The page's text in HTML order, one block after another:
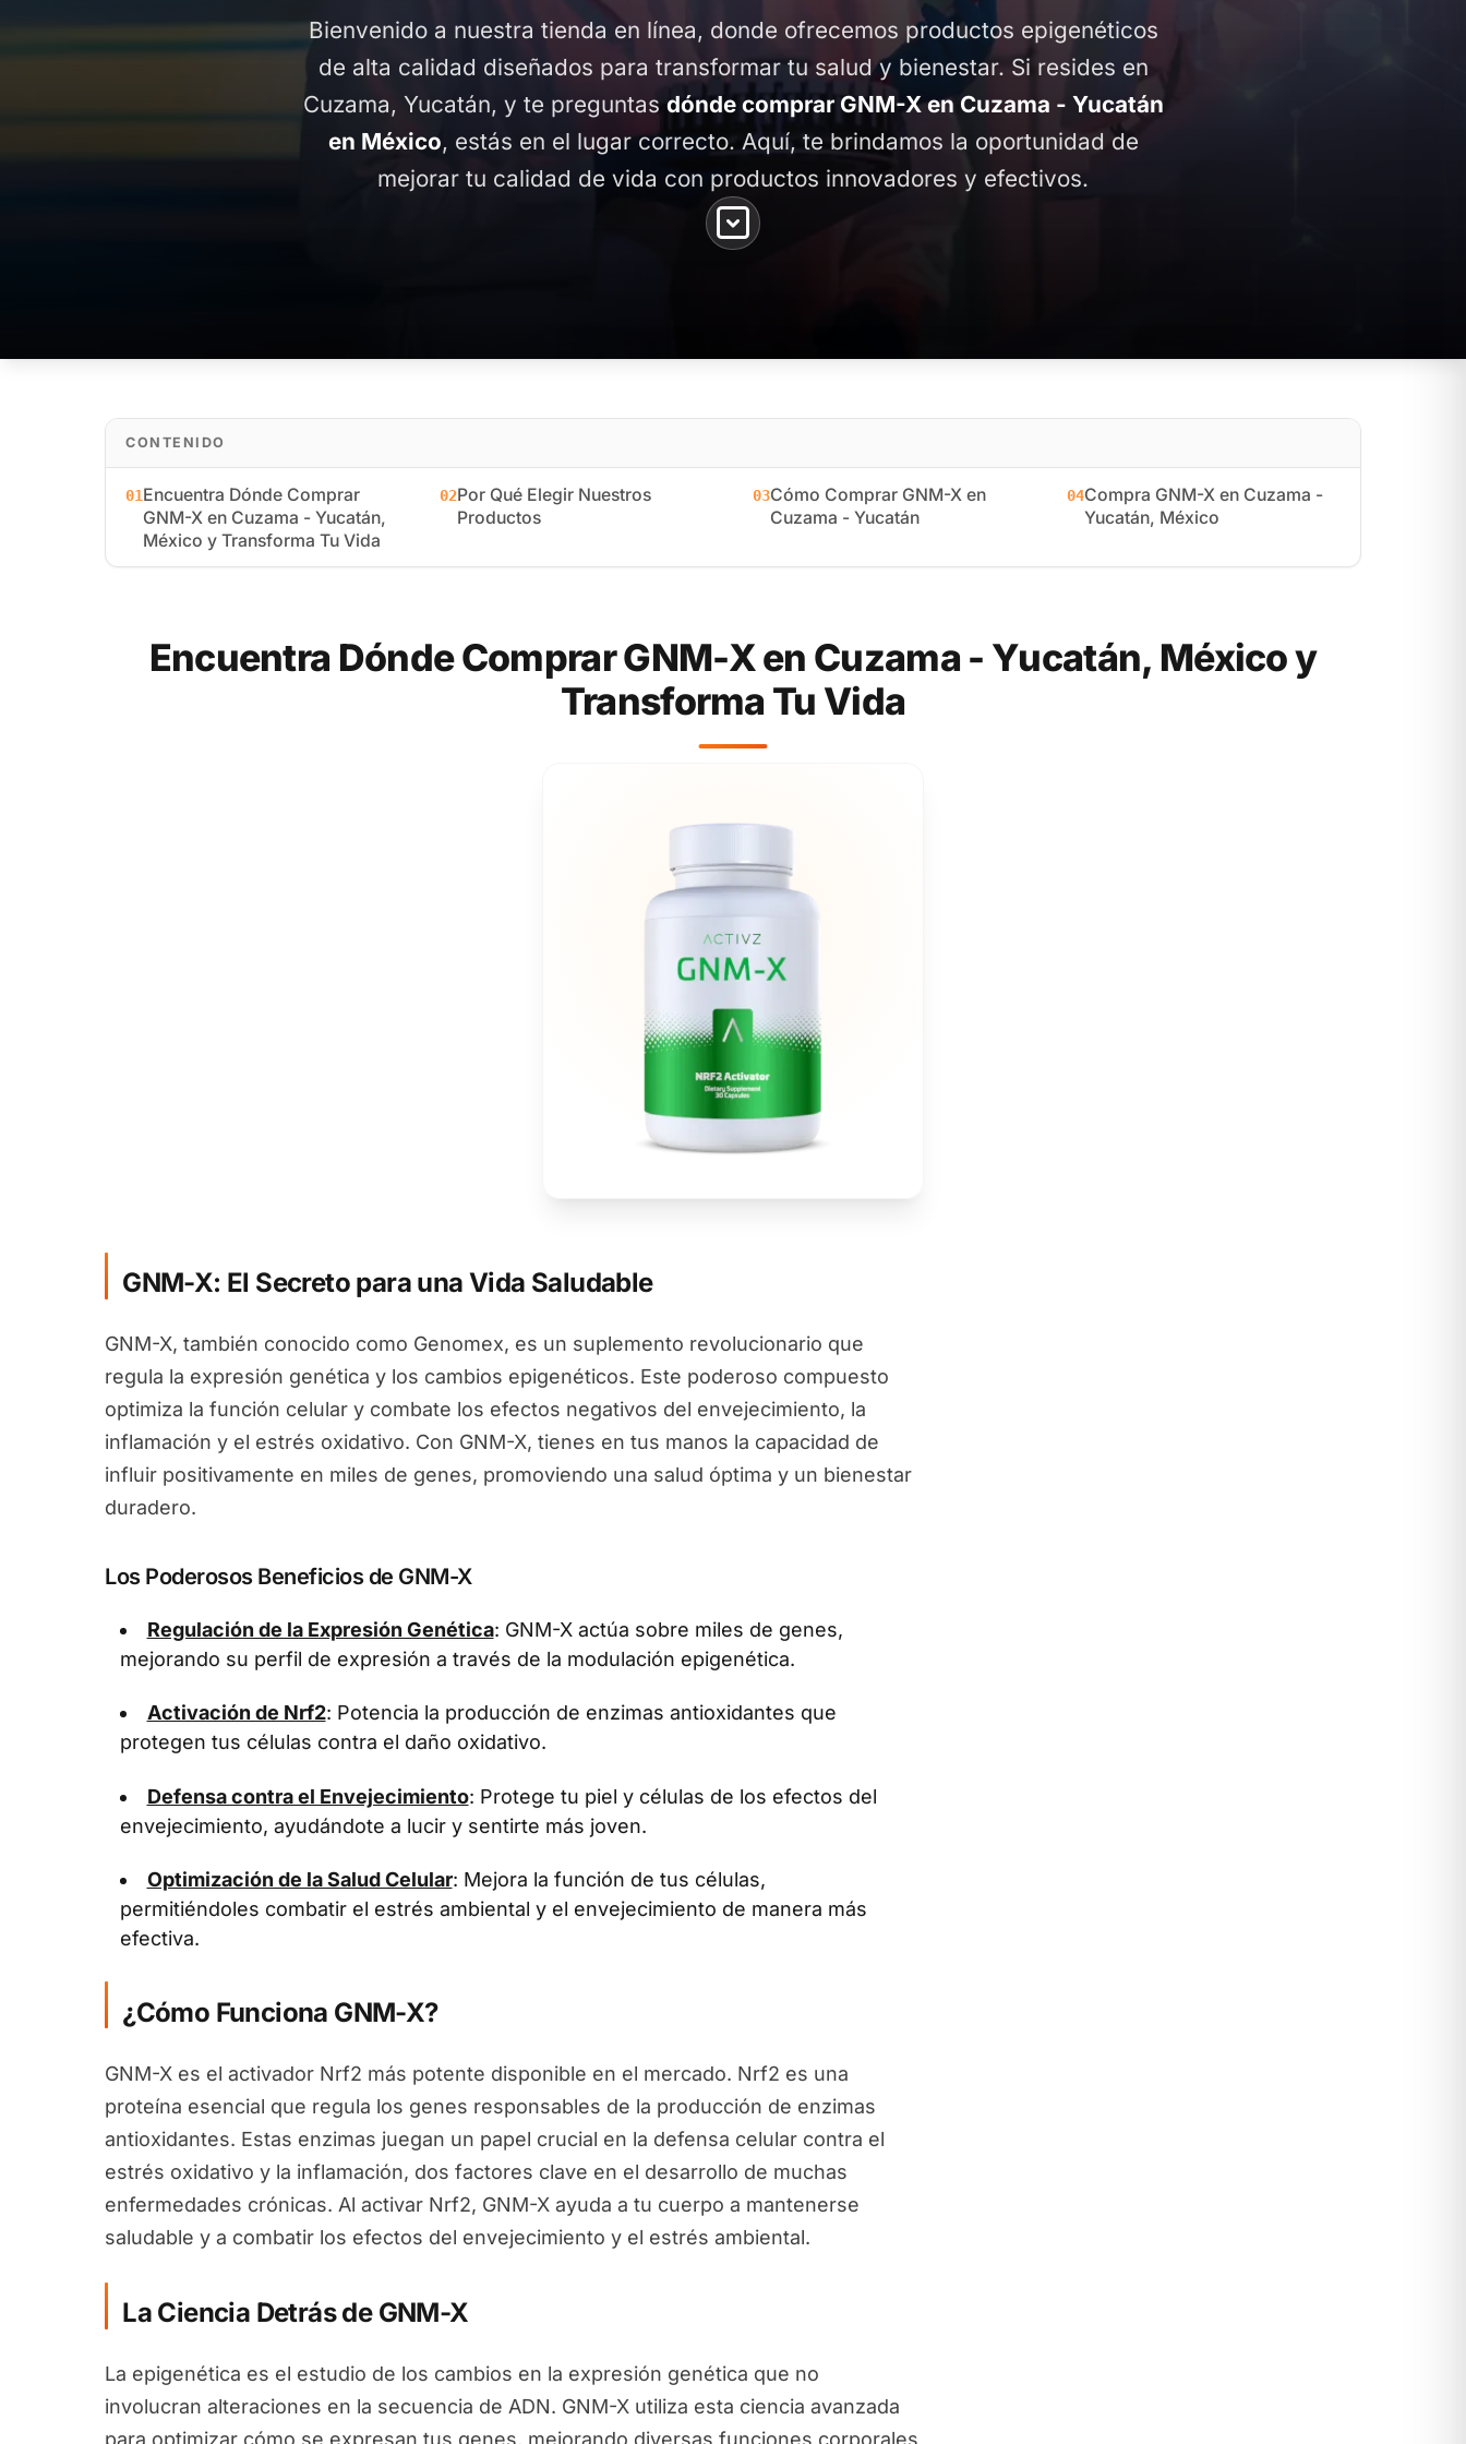
Bienvenido a nuestra tienda en línea, donde ofrecemos productos epigenéticos
de alta calidad diseñados para transformar tu salud y bienestar. Si resides en
Cuzama, Yucatán, y te preguntasdónde comprar GNM-X en Cuzama - Yucatán
en México, estás en el lugar correcto. Aquí, te brindamos la oportunidad de
mejorar tu calidad de vida con productos innovadores y efectivos.
CONTENIDO
01Encuentra Dónde Comprar
GNM-X en Cuzama - Yucatán,
México y Transforma Tu Vida
02Por Qué Elegir Nuestros
Productos
03Cómo Comprar GNM-X en
Cuzama - Yucatán
04Compra GNM-X en Cuzama -
Yucatán, México
Encuentra Dónde Comprar GNM-X en Cuzama - Yucatán, México y
Transforma Tu Vida
GNM-X: El Secreto para una Vida Saludable
GNM-X, también conocido como Genomex, es un suplemento revolucionario que
regula la expresión genética y los cambios epigenéticos. Este poderoso compuesto
optimiza la función celular y combate los efectos negativos del envejecimiento, la
inflamación y el estrés oxidativo. Con GNM-X, tienes en tus manos la capacidad de
influir positivamente en miles de genes, promoviendo una salud óptima y un bienestar
duradero.
Los Poderosos Beneficios de GNM-X
Regulación de la Expresión Genética: GNM-X actúa sobre miles de genes,
mejorando su perfil de expresión a través de la modulación epigenética.
Activación de Nrf2: Potencia la producción de enzimas antioxidantes que
protegen tus células contra el daño oxidativo.
Defensa contra el Envejecimiento: Protege tu piel y células de los efectos del
envejecimiento, ayudándote a lucir y sentirte más joven.
Optimización de la Salud Celular: Mejora la función de tus células,
permitiéndoles combatir el estrés ambiental y el envejecimiento de manera más
efectiva.
¿Cómo Funciona GNM-X?
GNM-X es el activador Nrf2 más potente disponible en el mercado. Nrf2 es una
proteína esencial que regula los genes responsables de la producción de enzimas
antioxidantes. Estas enzimas juegan un papel crucial en la defensa celular contra el
estrés oxidativo y la inflamación, dos factores clave en el desarrollo de muchas
enfermedades crónicas. Al activar Nrf2, GNM-X ayuda a tu cuerpo a mantenerse
saludable y a combatir los efectos del envejecimiento y el estrés ambiental.
La Ciencia Detrás de GNM-X
La epigenética es el estudio de los cambios en la expresión genética que no
involucran alteraciones en la secuencia de ADN. GNM-X utiliza esta ciencia avanzada
para optimizar cómo se expresan tus genes, mejorando diversas funciones corporales